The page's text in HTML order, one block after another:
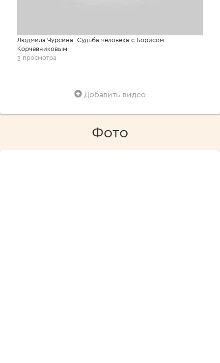
Людмила Чурсина. Судьба человека с Борисом
Корчевниковым
3 просмотра
Добавить видео
Фото